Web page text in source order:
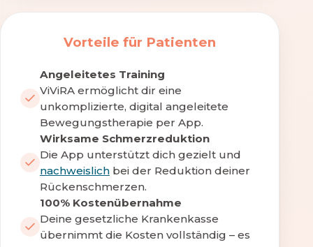
Vorteile für Patienten
Angeleitetes Training
ViViRA ermöglicht dir eine
unkomplizierte, digital angeleitete
Bewegungstherapie per App.
Wirksame Schmerzreduktion
Die App unterstützt dich gezielt und
nachweislich bei der Reduktion deiner
Rückenschmerzen.
100% Kostenübernahme
Deine gesetzliche Krankenkasse
übernimmt die Kosten vollständig – es